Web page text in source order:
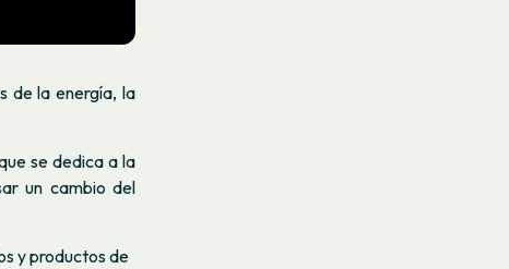
de la energía, la
se dedica a la
un cambio del
y productos de